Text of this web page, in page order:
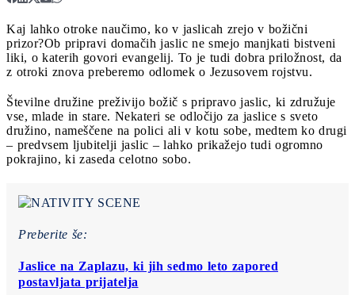
Kaj lahko otroke naučimo, ko v jaslicah zrejo v božični
prizor?Ob pripravi domačih jaslic ne smejo manjkati bistveni
liki, o katerih govori evangelij. To je tudi dobra priložnost, da
z otroki znova preberemo odlomek o Jezusovem rojstvu.
Številne družine preživijo božič s pripravo jaslic, ki združuje
vse, mlade in stare. Nekateri se odločijo za jaslice s sveto
družino, nameščene na polici ali v kotu sobe, medtem ko drugi
‒ predvsem ljubitelji jaslic ‒ lahko prikažejo tudi ogromno
pokrajino, ki zaseda celotno sobo.
Preberite še:
Jaslice na Zaplazu, ki jih sedmo leto zapored
postavljata prijatelja